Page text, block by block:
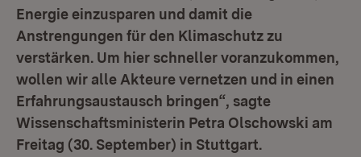
Energie einzusparen und damit die
Anstrengungen für den Klimaschutz zu
verstärken. Um hier schneller voranzukommen,
wollen wir alle Akteure vernetzen und in einen
Erfahrungsaustausch bringen“, sagte
Wissenschaftsministerin Petra Olschowski am
Freitag (30. September) in Stuttgart.